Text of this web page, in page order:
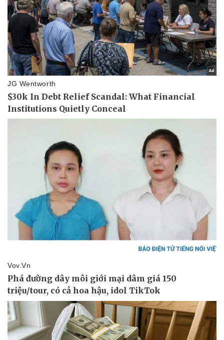
Thể thao
Bóng đá
Lịch thi đấu bóng đá
Thế giới thể thao
eSports
Hậu trường
Ô tô - Xe máy
Ô tô
Tư vấn